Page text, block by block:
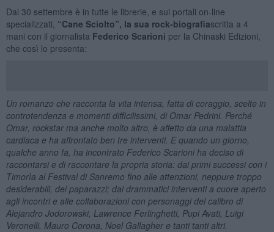
Dal 30 settembre è in tutte le librerie, e sui portali on-line
specializzati, “Cane Sciolto”, la sua rock-biografiascritta a 4
mani con il giornalista Federico Scarioni per la Chinaski Edizioni,
che così lo presenta:
Un romanzo che racconta la vita intensa, fatta di coraggio, scelte in
controtendenza e momenti difficilissimi, di Omar Pedrini. Perché
Omar, rockstar ma anche molto altro, è affetto da una malattia
cardiaca e ha affrontato ben tre interventi. E quando un giorno,
qualche anno fa, ha incontrato Federico Scarioni ha deciso di
raccontarsi e di raccontare la propria storia: dai primi successi con i
Timorìa al Festival di Sanremo fino alle attenzioni, neppure troppo
desiderabili, dei paparazzi; dai drammatici interventi a cuore aperto
agli incontri e alle collaborazioni con personaggi del calibro di
Alejandro Jodorowski, Lawrence Ferlinghetti, Pupi Avati, Luigi
Veronelli, Mauro Corona, Noel Gallagher e tanti tanti altri.